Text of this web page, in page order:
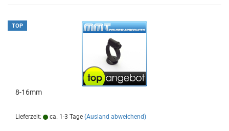
TOP
8-16mm
Lieferzeit: ca. 1-3 Tage (Ausland abweichend)